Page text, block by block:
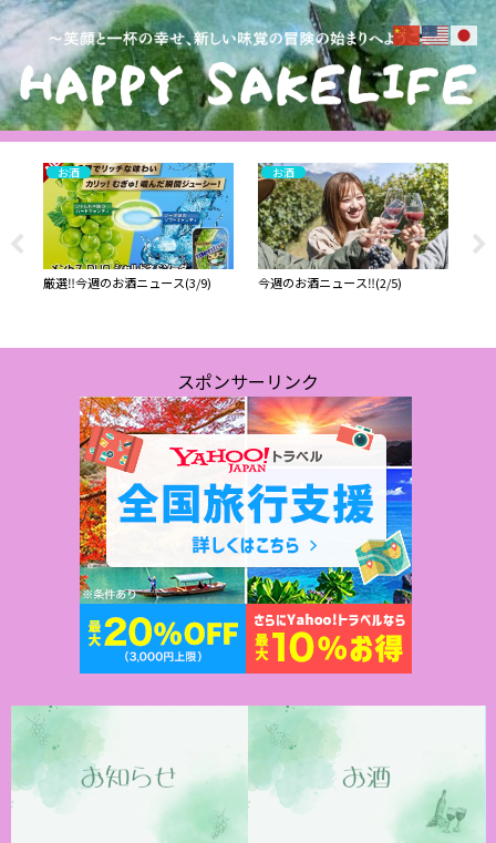
お酒
厳選‼️今週のお酒ニュース(3/9)
お酒
今週のお酒ニュース‼️(2/5)
スポンサーリンク